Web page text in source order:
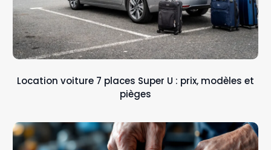
Location voiture 7 places Super U : prix, modèles et
pièges